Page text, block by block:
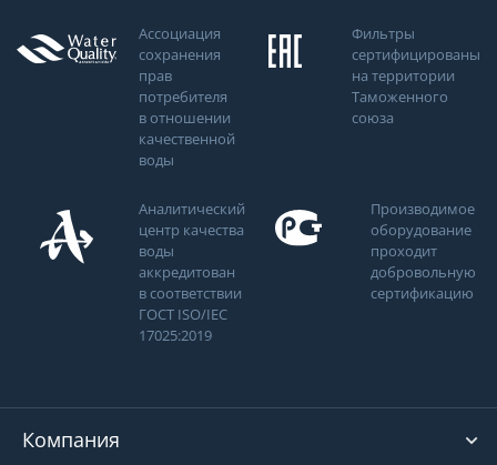
Ассоциация
сохранения
прав
потребителя
в отношении
качественной
воды
Фильтры
сертифицированы
на территории
Таможенного
союза
Аналитический
центр качества
воды
аккредитован
в соответствии
ГОСТ ISO/IEC
17025:2019
Производимое
оборудование
проходит
добровольную
сертификацию
Компания